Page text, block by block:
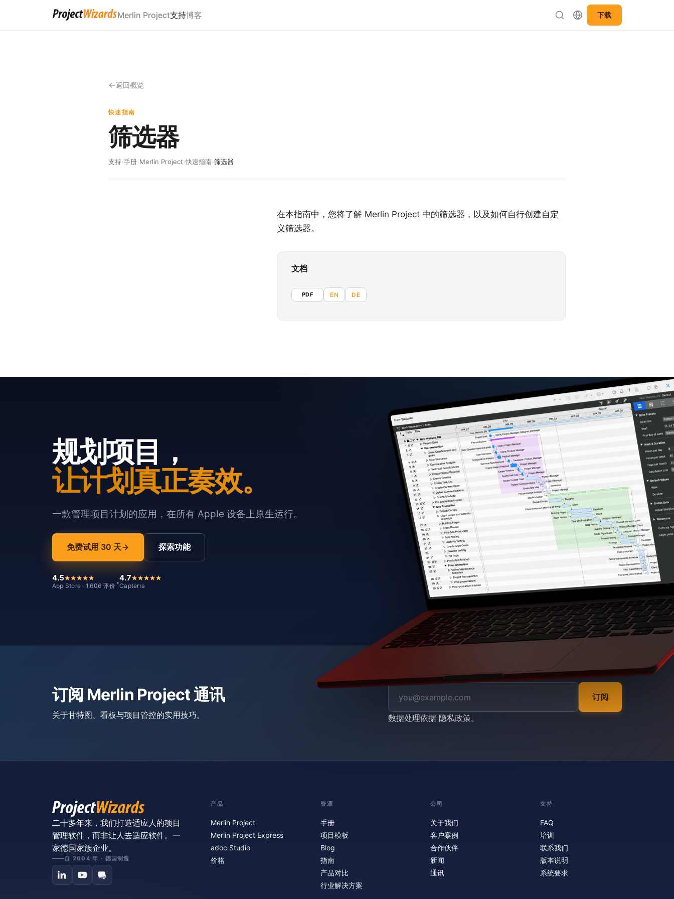
Merlin Project支持博客 下载
返回概览
快速指南
筛选器
支持›手册›Merlin Project›快速指南›筛选器
在本指南中，您将了解 Merlin Project 中的筛选器，以及如何自行创建自定
义筛选器。
文档
PDF EN DE
规划项目，
让计划真正奏效。
一款管理项目计划的应用，在所有 Apple 设备上原生运行。
免费试用 30 天 探索功能
4.5
App Store · 1,606 评价 *
4.7
Capterra
订阅 Merlin Project 通讯
关于甘特图、看板与项目管控的实用技巧。
订阅
数据处理依据 隐私政策。
二十多年来，我们打造适应人的项目
管理软件，而非让人去适应软件。一
家德国家族企业。
自 2004 年 · 德国制造
产品
Merlin Project
Merlin Project Express
adoc Studio
价格
资源
手册
项目模板
Blog
指南
产品对比
行业解决方案
公司
关于我们
客户案例
合作伙伴
新闻
通讯
支持
FAQ
培训
联系我们
版本说明
系统要求